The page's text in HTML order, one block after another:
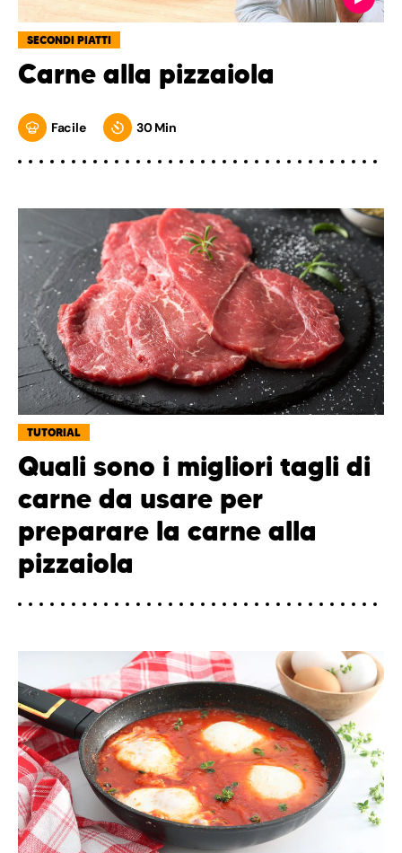
SECONDI PIATTI
Carne alla pizzaiola
Facile 30 Min
TUTORIAL
Quali sono i migliori tagli di
carne da usare per
preparare la carne alla
pizzaiola